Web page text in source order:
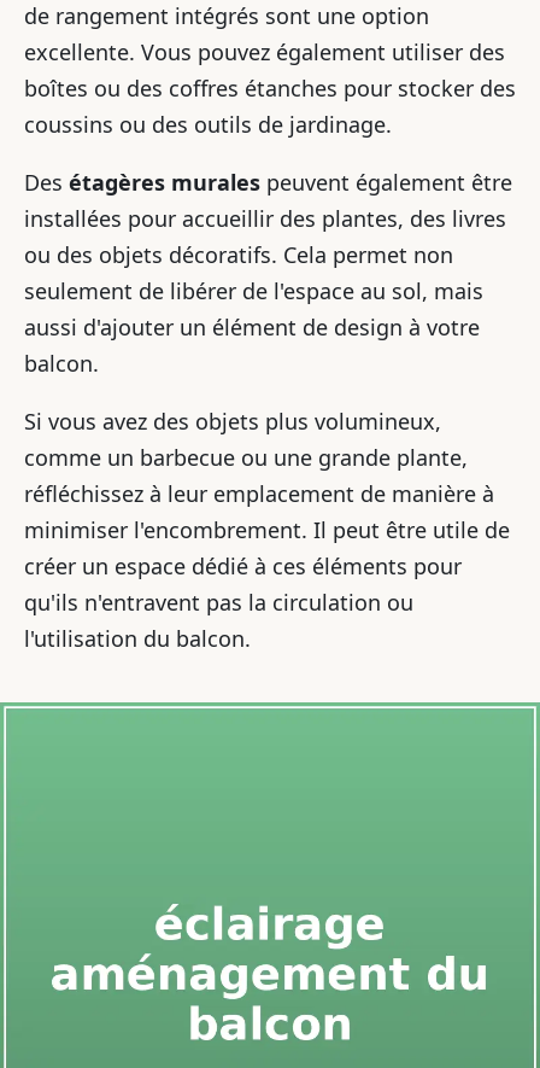
de rangement intégrés sont une option
excellente. Vous pouvez également utiliser des
boîtes ou des coffres étanches pour stocker des
coussins ou des outils de jardinage.
Des étagères murales peuvent également être
installées pour accueillir des plantes, des livres
ou des objets décoratifs. Cela permet non
seulement de libérer de l'espace au sol, mais
aussi d'ajouter un élément de design à votre
balcon.
Si vous avez des objets plus volumineux,
comme un barbecue ou une grande plante,
réfléchissez à leur emplacement de manière à
minimiser l'encombrement. Il peut être utile de
créer un espace dédié à ces éléments pour
qu'ils n'entravent pas la circulation ou
l'utilisation du balcon.